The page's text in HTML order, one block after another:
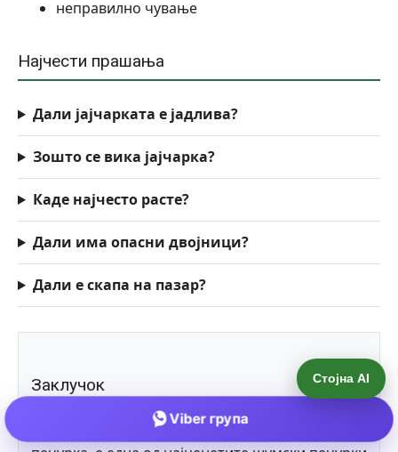
Стојна AI
Viber група